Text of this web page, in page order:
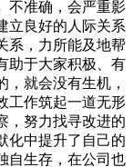
不准确，会严重影
立良好的人际关系
系，力所能及地帮
助于大家积极、有
就会没有生机，
工作筑起一道无形
，努力找寻改进的
化中提升了自己的
自生存，在公司也